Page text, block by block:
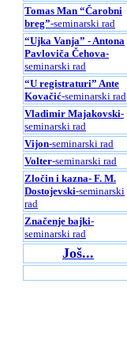
Tomas Man “Čarobni
breg”-seminarski rad
“Ujka Vanja” - Antona
Pavloviča Čehova-
seminarski rad
“U registraturi” Ante
Kovačić-seminarski rad
Vladimir Majakovski-
seminarski rad
Vijon-seminarski rad
Volter-seminarski rad
Zločin i kazna- F. M.
Dostojevski-seminarski
rad
Značenje bajki-
seminarski rad
Još...